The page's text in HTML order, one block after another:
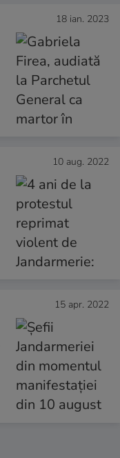
18 ian. 2023
10 aug. 2022
15 apr. 2022